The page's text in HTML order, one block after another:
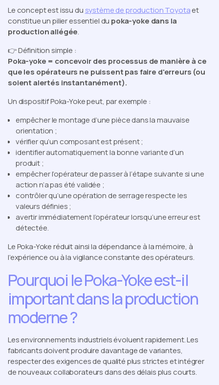
Le concept est issu du système de production Toyotaet
constitue un pilier essentiel du poka-yoke dans la
production allégée.
👉 Définition simple :
Poka-yoke = concevoir des processus de manière à ce
que les opérateurs ne puissent pas faire d'erreurs (ou
soient alertés instantanément).
Un dispositif Poka-Yoke peut, par exemple :
empêcher le montage d’une pièce dans la mauvaise
orientation ;
vérifier qu’un composant est présent ;
identifier automatiquement la bonne variante d’un
produit ;
empêcher l’opérateur de passer à l’étape suivante si une
action n’a pas été validée ;
contrôler qu’une opération de serrage respecte les
valeurs définies ;
avertir immédiatement l’opérateur lorsqu’une erreur est
détectée.
Le Poka-Yoke réduit ainsi la dépendance à la mémoire, à
l’expérience ou à la vigilance constante des opérateurs.
Pourquoi le Poka-Yoke est-il
important dans la production
moderne ?
Les environnements industriels évoluent rapidement. Les
fabricants doivent produire davantage de variantes,
respecter des exigences de qualité plus strictes et intégrer
de nouveaux collaborateurs dans des délais plus courts.